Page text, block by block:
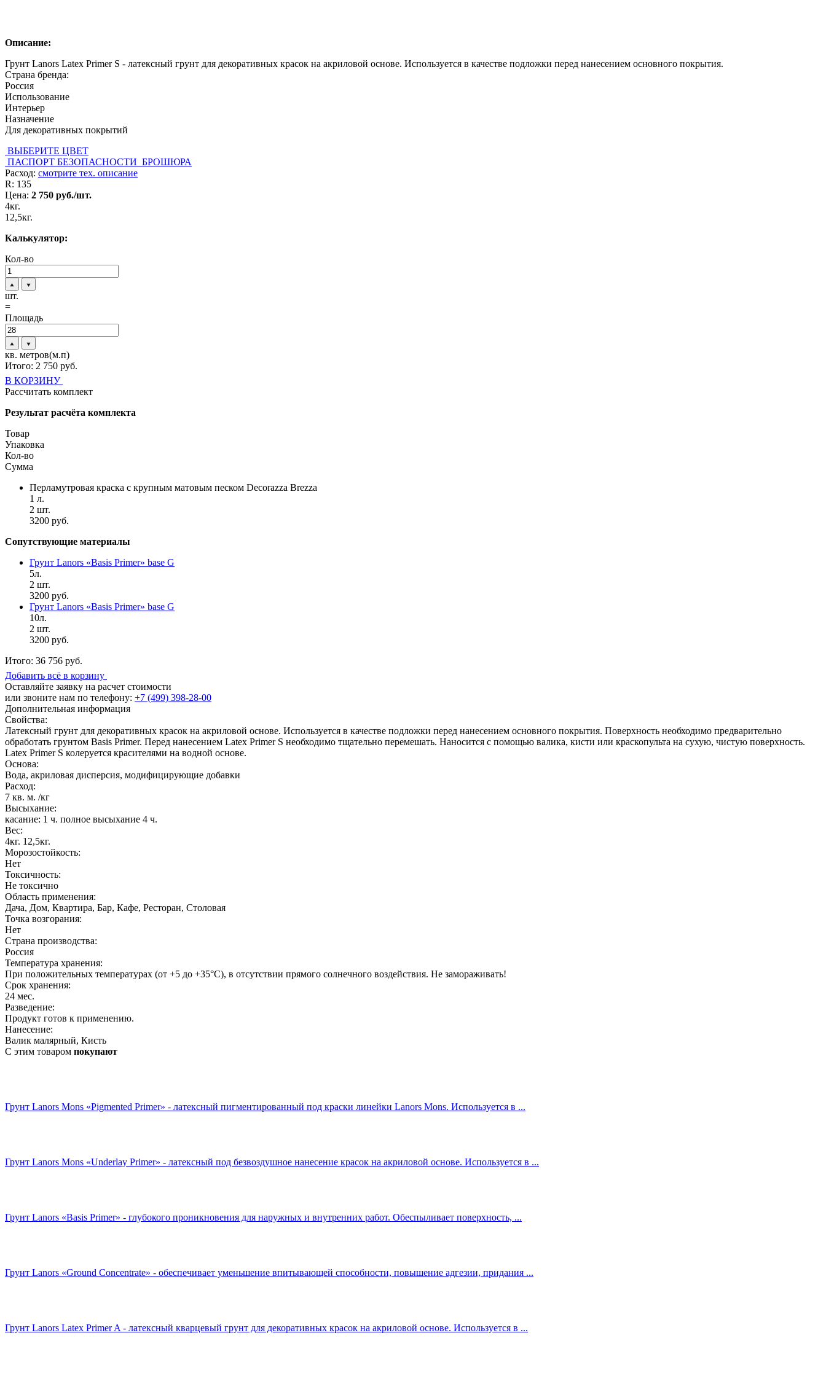
Описание:
Грунт Lanors Latex Primer S - латексный грунт для декоративных красок на акриловой основе. Используется в качестве подложки перед нанесением основного покрытия.
Страна бренда:
Россия
Использование
Интерьер
Назначение
Для декоративных покрытий
ВЫБЕРИТЕ ЦВЕТ
ПАСПОРТ БЕЗОПАСНОСТИ БРОШЮРА
Расход: смотрите тех. описание
R: 135
Цена: 2 750 руб./шт.
4кг.
12,5кг.
Калькулятор:
Кол-во
шт.
=
Площадь
кв. метров(м.п)
Итого: 2 750 руб.
В КОРЗИНУ
Рассчитать комплект
Результат расчёта комплекта
Товар
Упаковка
Кол-во
Сумма
Перламутровая краска с крупным матовым песком Decorazza Brezza
1 л.
2 шт.
3200 руб.
Сопутствующие материалы
Грунт Lanors «Basis Primer» base G
5л.
2 шт.
3200 руб.
Грунт Lanors «Basis Primer» base G
10л.
2 шт.
3200 руб.
Итого: 36 756 руб.
Добавить всё в корзину
Оставляйте заявку на расчет стоимости
или звоните нам по телефону: +7 (499) 398-28-00
Дополнительная информация
Свойства:
Латексный грунт для декоративных красок на акриловой основе. Используется в качестве подложки перед нанесением основного покрытия. Поверхность необходимо предварительно
обработать грунтом Basis Primer. Перед нанесением Latex Primer S необходимо тщательно перемешать. Наносится с помощью валика, кисти или краскопульта на сухую, чистую поверхность.
Latex Primer S колеруется красителями на водной основе.
Основа:
Вода, акриловая дисперсия, модифицирующие добавки
Расход:
7 кв. м. /кг
Высыхание:
касание: 1 ч. полное высыхание 4 ч.
Вес:
4кг. 12,5кг.
Морозостойкость:
Нет
Токсичность:
Не токсично
Область применения:
Дача, Дом, Квартира, Бар, Кафе, Ресторан, Столовая
Точка возгорания:
Нет
Страна производства:
Россия
Температура хранения:
При положительных температурах (от +5 до +35°С), в отсутствии прямого солнечного воздействия. Не замораживать!
Срок хранения:
24 мес.
Разведение:
Продукт готов к применению.
Нанесение:
Валик малярный, Кисть
С этим товаром покупают
Грунт Lanors Mons «Pigmented Primer» - латексный пигментированный под краски линейки Lanors Моns. Используется в ...
Грунт Lanors Mons «Underlay Primer» - латексный под безвоздушное нанесение красок на акриловой основе. Используется в ...
Грунт Lanors «Basis Primer» - глубокого проникновения для наружных и внутренних работ. Обеспыливает поверхность, ...
Грунт Lanors «Ground Concentrate» - обеспечивает уменьшение впитывающей способности, повышение адгезии, придания ...
Грунт Lanors Latex Primer A - латексный кварцевый грунт для декоративных красок на акриловой основе. Используется в ...